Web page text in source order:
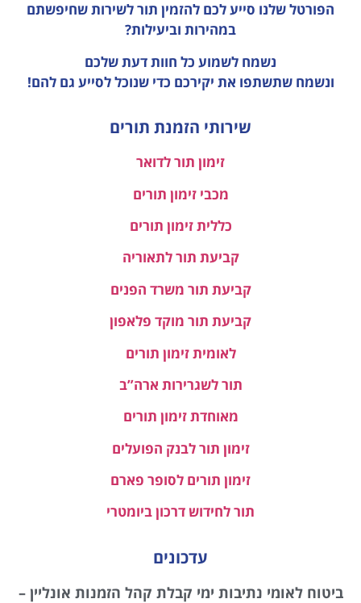
הפורטל שלנו סייע לכם להזמין תור לשירות שחיפשתם
במהירות וביעילות?
נשמח לשמוע כל חוות דעתשלכם
ונשמח שתשתפו את יקירכם כדי שנוכל לסייע גם להם!
שירותי הזמנת תורים
זימון תור לדואר
מכבי זימון תורים
כללית זימון תורים
קביעת תור לתאוריה
קביעת תור משרד הפנים
קביעת תור מוקד פלאפון
לאומית זימון תורים
תור לשגרירות ארה”ב
מאוחדת זימון תורים
זימון תור לבנק הפועלים
זימון תורים לסופר פארם
תור לחידוש דרכון ביומטרי
עדכונים
ביטוח לאומי נתיבות ימי קבלת קהל הזמנות אונליין –